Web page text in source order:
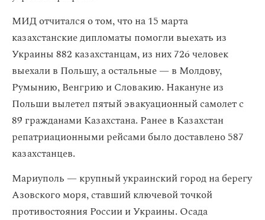
МИД отчитался о том, что на 15 марта
казахстанские дипломаты помогли выехать из
Украины 882 казахстанцам, из них 726 человек
выехали в Польшу, а остальные — в Молдову,
Румынию, Венгрию и Словакию. Накануне из
Польши вылетел пятый эвакуационный самолет с
89 гражданами Казахстана. Ранее в Казахстан
репатриационными рейсами было доставлено 587
казахстанцев.
Мариуполь — крупный украинский город на берегу
Азовского моря, ставший ключевой точкой
противостояния России и Украины. Осада